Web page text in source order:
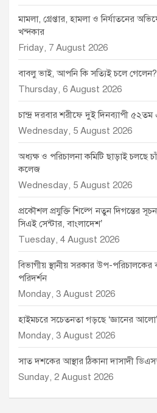
মামলা, গ্রেপ্তার, হামলা ও নির্যাতনের
খন্দকার
Friday, 7 August 2026
বাবলু ভাই, আপনি কি সত্যিই চলে গেলেন?
Thursday, 6 August 2026
চান্দ্র দরবার শরীফে দুই দিনব্যাপী
Wednesday, 5 August 2026
অধ্যক্ষ ও পরিচালনা কমিটি ছাড়াই চলছে
কলেজ
Wednesday, 5 August 2026
প্রকৌশল প্রযুক্তি শিল্পে নতুন দিগন্তের
সিএই সেন্টার, বাংলাদেশ’
Tuesday, 4 August 2026
বিভাগীয় স্থানীয় সরকার উপ-পরিচালকের
পরিদর্শন
Monday, 3 August 2026
হাইমচরে সচেতনতা গড়ছে ‘জ্ঞানের আলো’
Monday, 3 August 2026
সাত দশকের আস্থার ঠিকানা দাসাদী
Sunday, 2 August 2026